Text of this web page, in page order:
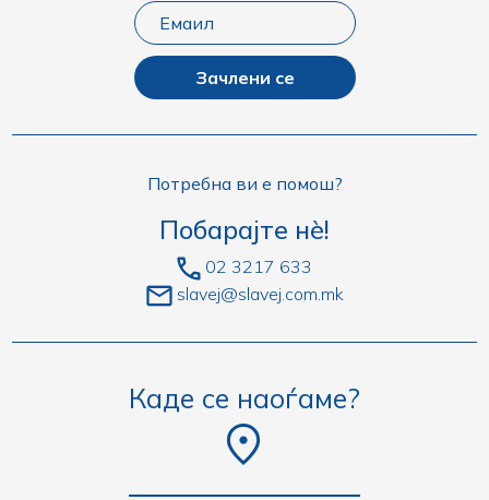
Зачлени се
Потребна ви е помош?
Побарајте нè!
02 3217 633
slavej@slavej.com.mk
Каде се наоѓаме?